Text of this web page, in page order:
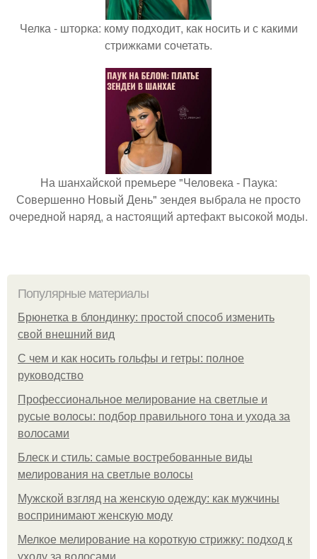
Челка - шторка: кому подходит, как носить и с какими
стрижками сочетать.
На шанхайской премьере "Человека - Паука:
Совершенно Новый День" зендея выбрала не просто
очередной наряд, а настоящий артефакт высокой моды.
Популярные материалы
Брюнетка в блондинку: простой способ изменить
свой внешний вид
С чем и как носить гольфы и гетры: полное
руководство
Профессиональное мелирование на светлые и
русые волосы: подбор правильного тона и ухода за
волосами
Блеск и стиль: самые востребованные виды
мелирования на светлые волосы
Мужской взгляд на женскую одежду: как мужчины
воспринимают женскую моду
Мелкое мелирование на короткую стрижку: подход к
уходу за волосами